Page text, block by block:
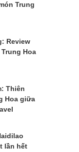
Trung
Review
Hoa
Thiên
Hoa giữa
lần hết